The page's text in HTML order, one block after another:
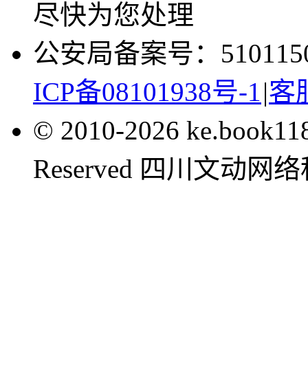
尽快为您处理
公安局备案号：
ICP备08101938号-1 |客
© 2010-2026
Reserved 四川文动网